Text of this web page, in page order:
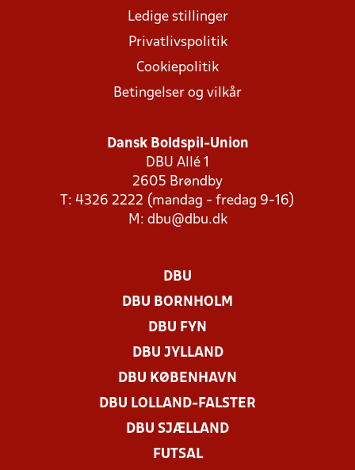
Ledige stillinger
Privatlivspolitik
Cookiepolitik
Betingelser og vilkår
Dansk Boldspil-Union
DBU Allé 1
2605 Brøndby
T: 4326 2222 (mandag - fredag 9-16)
M: dbu@dbu.dk
DBU
DBU BORNHOLM
DBU FYN
DBU JYLLAND
DBU KØBENHAVN
DBU LOLLAND-FALSTER
DBU SJÆLLAND
FUTSAL